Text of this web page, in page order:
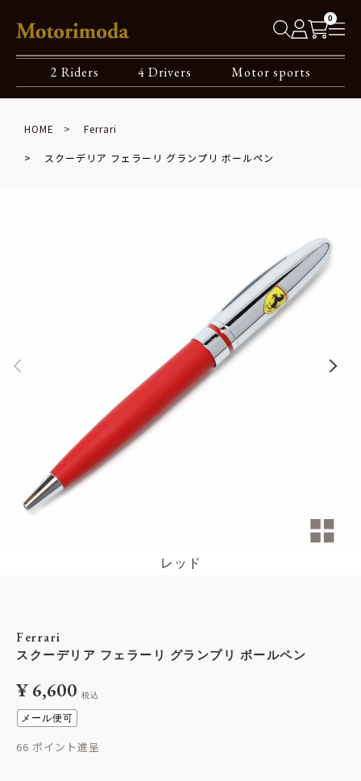
0
2 Riders 4 Drivers Motor sports
HOME Ferrari
スクーデリア フェラーリ グランプリ ボールペン
レッド
Ferrari
スクーデリア フェラーリ グランプリ ボールペン
¥6,600 税込
メール便可
66